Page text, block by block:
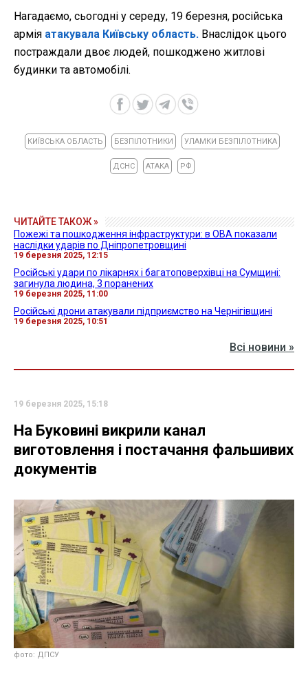
Нагадаємо, сьогодні у середу, 19 березня, російська
армія атакувала Київську область. Внаслідок цього
постраждали двоє людей, пошкоджено житлові
будинки та автомобілі.
КИЇВСЬКА ОБЛАСТЬ БЕЗПІЛОТНИКИ УЛАМКИ БЕЗПІЛОТНИКА
ДСНС АТАКА РФ
ЧИТАЙТЕ ТАКОЖ »
Пожежі та пошкодження інфраструктури: в ОВА показали
наслідки ударів по Дніпропетровщині
19 березня 2025, 12:15
Російські удари по лікарнях і багатоповерхівці на Сумщині:
загинула людина, 3 поранених
19 березня 2025, 11:00
Російські дрони атакували підприємство на Чернігівщині
19 березня 2025, 10:51
Всі новини »
19 березня 2025, 15:18
На Буковині викрили канал
виготовлення і постачання фальшивих
документів
фото: ДПСУ